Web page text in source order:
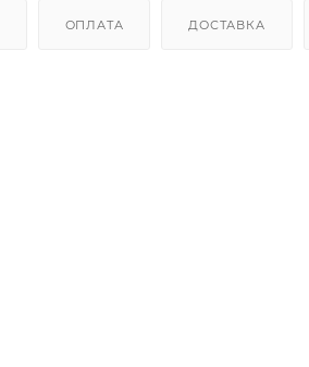
ОПЛАТА ДОСТАВКА